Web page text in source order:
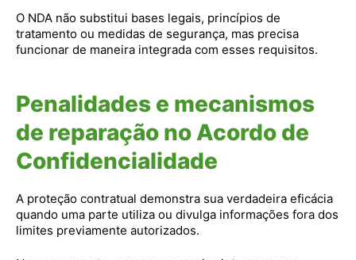
O NDA não substitui bases legais, princípios de
tratamento ou medidas de segurança, mas precisa
funcionar de maneira integrada com esses requisitos.
Penalidades e mecanismos
de reparação no Acordo de
Confidencialidade
A proteção contratual demonstra sua verdadeira eficácia
quando uma parte utiliza ou divulga informações fora dos
limites previamente autorizados.